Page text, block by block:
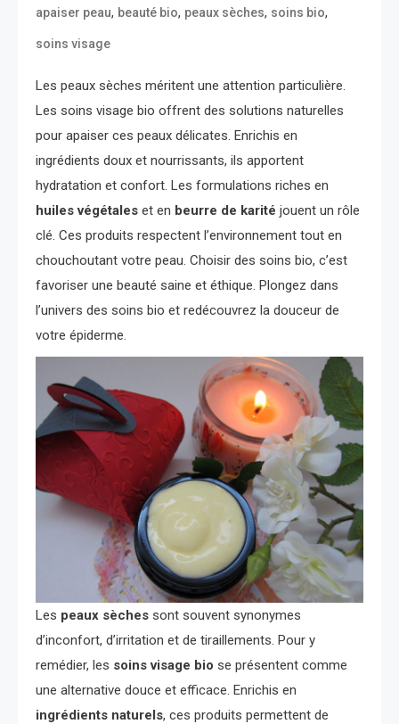
apaiser peau, beauté bio, peaux sèches, soins bio,
soins visage
Les peaux sèches méritent une attention particulière.
Les soins visage bio offrent des solutions naturelles
pour apaiser ces peaux délicates. Enrichis en
ingrédients doux et nourrissants, ils apportent
hydratation et confort. Les formulations riches en
huiles végétales et en beurre de karité jouent un rôle
clé. Ces produits respectent l’environnement tout en
chouchoutant votre peau. Choisir des soins bio, c’est
favoriser une beauté saine et éthique. Plongez dans
l’univers des soins bio et redécouvrez la douceur de
votre épiderme.
Les peaux sèches sont souvent synonymes
d’inconfort, d’irritation et de tiraillements. Pour y
remédier, les soins visage bio se présentent comme
une alternative douce et efficace. Enrichis en
ingrédients naturels, ces produits permettent de